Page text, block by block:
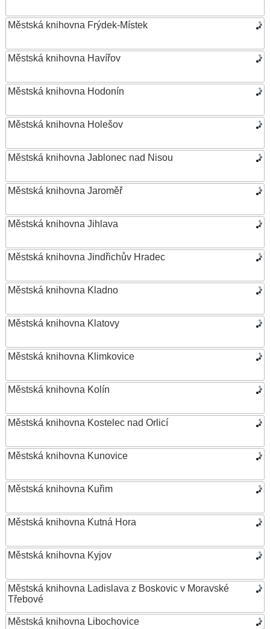
Městská knihovna Frýdek-Místek
Městská knihovna Havířov
Městská knihovna Hodonín
Městská knihovna Holešov
Městská knihovna Jablonec nad Nisou
Městská knihovna Jaroměř
Městská knihovna Jihlava
Městská knihovna Jindřichův Hradec
Městská knihovna Kladno
Městská knihovna Klatovy
Městská knihovna Klimkovice
Městská knihovna Kolín
Městská knihovna Kostelec nad Orlicí
Městská knihovna Kunovice
Městská knihovna Kuřim
Městská knihovna Kutná Hora
Městská knihovna Kyjov
Městská knihovna Ladislava z Boskovic v Moravské
Třebové
Městská knihovna Libochovice